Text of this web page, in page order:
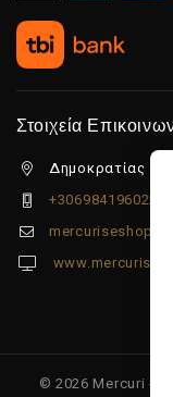
Στοιχεία
Δημοκρατίας 5β
+306984196022
© 2026 Mercuri -